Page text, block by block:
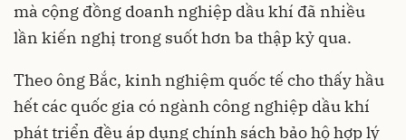
mà cộng đồng doanh nghiệp dầu khí đã nhiều
lần kiến nghị trong suốt hơn ba thập kỷ qua.
Theo ông Bắc, kinh nghiệm quốc tế cho thấy hầu
hết các quốc gia có ngành công nghiệp dầu khí
phát triển đều áp dụng chính sách bảo hộ hợp lý